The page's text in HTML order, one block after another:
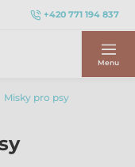
+420 771 194 837
Menu
Misky pro psy